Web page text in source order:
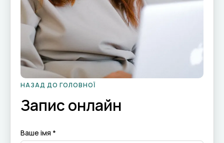
НАЗАД ДО ГОЛОВНОЇ
Запис онлайн
Ваше імя *